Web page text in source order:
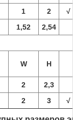
1 2
√
1,52 2,54
W H
2
2,3
2 3 √